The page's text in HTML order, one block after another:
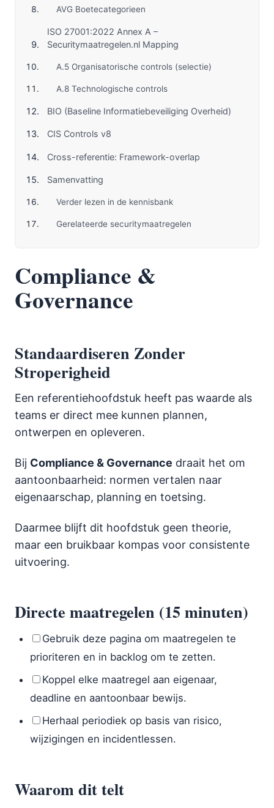
AVG Boetecategorieen
ISO 27001:2022 Annex A –
Securitymaatregelen.nl Mapping
A.5 Organisatorische controls (selectie)
A.8 Technologische controls
BIO (Baseline Informatiebeveiliging Overheid)
CIS Controls v8
Cross-referentie: Framework-overlap
Samenvatting
Verder lezen in de kennisbank
Gerelateerde securitymaatregelen
Compliance &
Governance
Standaardiseren Zonder
Stroperigheid
Een referentiehoofdstuk heeft pas waarde als
teams er direct mee kunnen plannen,
ontwerpen en opleveren.
Bij Compliance & Governance draait het om
aantoonbaarheid: normen vertalen naar
eigenaarschap, planning en toetsing.
Daarmee blijft dit hoofdstuk geen theorie,
maar een bruikbaar kompas voor consistente
uitvoering.
Directe maatregelen (15 minuten)
Gebruik deze pagina om maatregelen te
prioriteren en in backlog om te zetten.
Koppel elke maatregel aan eigenaar,
deadline en aantoonbaar bewijs.
Herhaal periodiek op basis van risico,
wijzigingen en incidentlessen.
Waarom dit telt